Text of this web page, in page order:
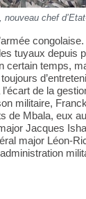
nouveau chef
tuyaux depuis
certain temps,
de la
militaire,
de Mbala, eux
Jacques
major Léon-